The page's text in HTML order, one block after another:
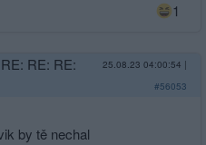
1
RE: RE:
25.08.23 04:00:54 |
#56053
by tě nechal